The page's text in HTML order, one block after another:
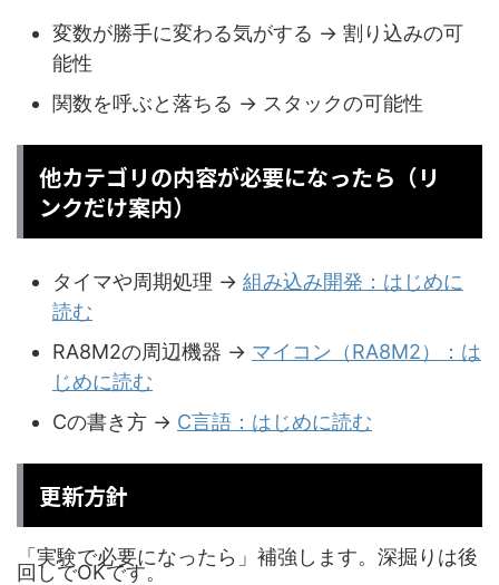
変数が勝手に変わる気がする → 割り込みの可
能性
関数を呼ぶと落ちる → スタックの可能性
他カテゴリの内容が必要になったら（リ
ンクだけ案内）
タイマや周期処理 → 組み込み開発：はじめに
読む
RA8M2の周辺機器 → マイコン（RA8M2）：は
じめに読む
Cの書き方 → C言語：はじめに読む
更新方針
「実験で必要になったら」補強します。深掘りは後
回しでOKです。